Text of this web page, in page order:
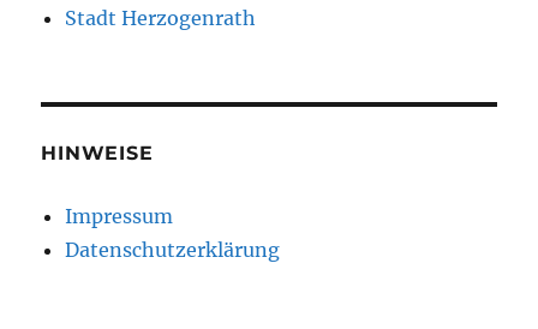
Stadt Herzogenrath
HINWEISE
Impressum
Datenschutzerklärung